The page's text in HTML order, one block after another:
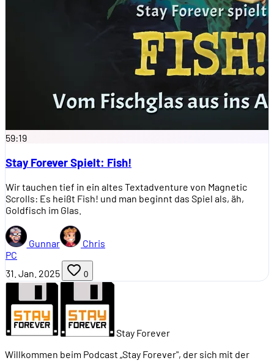
59:19
Stay Forever Spielt: Fish!
Wir tauchen tief in ein altes Textadventure von Magnetic
Scrolls: Es heißt Fish! und man beginnt das Spiel als, äh,
Goldfisch im Glas.
Gunnar
Chris
PC
31. Jan. 2025
0
Stay Forever
Willkommen beim Podcast „Stay Forever", der sich mit der